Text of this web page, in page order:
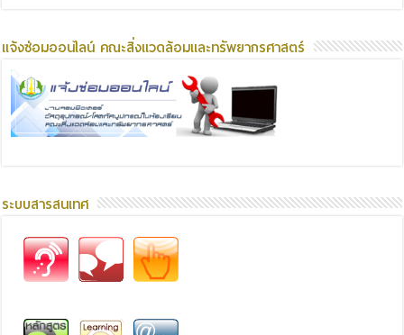
แจ้งซ่อมออนไลน์ คณะสิ่งแวดล้อมและทรัพยากรศาสตร์
ระบบสารสนเทศ